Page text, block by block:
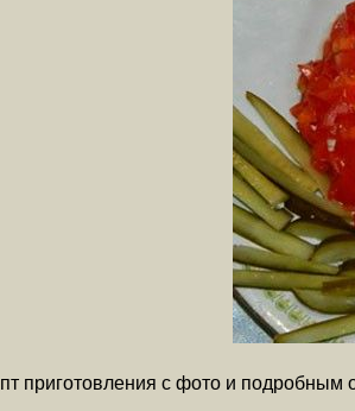
приготовления с фото и подробным